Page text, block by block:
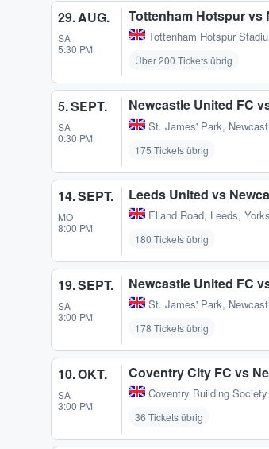
29. AUG.
SA
5:30 PM
Tottenham Hotspur vs
Tottenham Hotspur
Über 200 Tickets übrig
5. SEPT.
SA
0:30 PM
Newcastle United FC
St. James' Park,
175 Tickets übrig
14. SEPT.
MO
8:00 PM
Leeds United vs
Elland Road, Leeds,
180 Tickets übrig
19. SEPT.
SA
3:00 PM
Newcastle United FC
St. James' Park,
178 Tickets übrig
10. OKT.
SA
3:00 PM
Coventry City FC vs
Coventry Building
36 Tickets übrig